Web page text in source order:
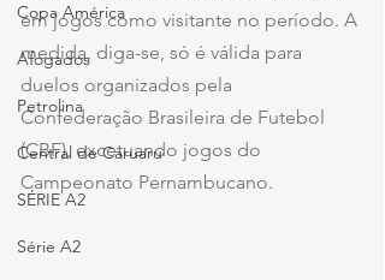
Copa América
Afogados
Petrolina
Central de Caruaru
SÉRIE A2
Série A2
em jogos como visitante no período. A
medida, diga-se, só é válida para
duelos organizados pela
Confederação Brasileira de Futebol
(CBF), excetuando jogos do
Campeonato Pernambucano.